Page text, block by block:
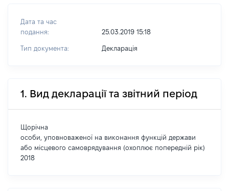
Дата та час
подання:
25.03.2019 15:18
Тип документа: Декларація
1. Вид декларації та звітний період
Щорічна
особи, уповноваженої на виконання функцій держави
або місцевого самоврядування (охоплює попередній рік)
2018